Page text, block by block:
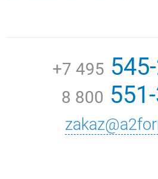
+7 495
8 800